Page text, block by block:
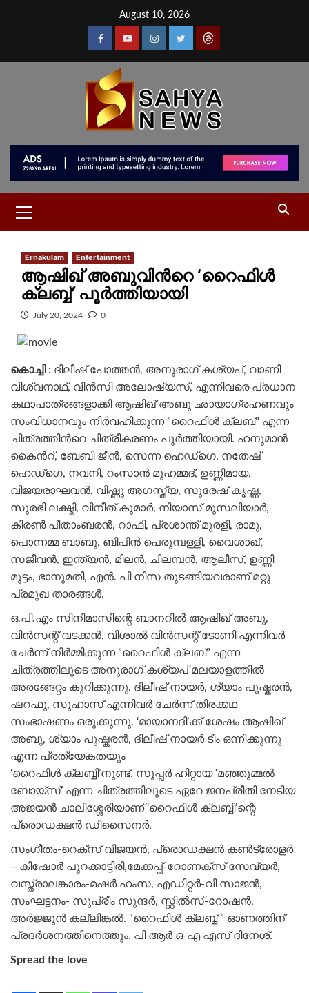
August 10, 2026
Ernakulam Entertainment
ആഷിഖ് അബുവിന്‍റെ ‘റൈഫിൾ
ക്ലബ്ബ്’ പൂർത്തിയായി
July 20, 2024 0
കൊച്ചി : ദിലീഷ് പോത്തൻ, അനുരാഗ് കശ്യപ്, വാണി
വിശ്വനാഥ്, വിൻസി അലോഷ്യസ്, എന്നിവരെ പ്രധാന
കഥാപാത്രങ്ങളാക്കി ആഷിഖ് അബു ഛായാഗ്രഹണവും
സംവിധാനവും നിർവഹിക്കുന്ന ”റൈഫിൾ ക്ലബ്” എന്ന
ചിത്രത്തിന്‍റെ ചിത്രീകരണം പൂർത്തിയായി. ഹനുമാൻ
കൈന്‍റ്, ബേബി ജീൻ, സെന്ന ഹെഡ്ഗെ, നതേഷ്
ഹെഡ്ഗെ, നവനി, റംസാൻ മുഹമ്മദ്, ഉണ്ണിമായ,
വിജയരാഘവൻ, വിഷ്ണു അഗസ്ത്യ, സുരേഷ് കൃഷ്ണ,
സുരഭി ലക്ഷ്മി, വിനീത് കുമാർ, നിയാസ് മുസലിയാർ,
കിരൺ പീതാംബരൻ, റാഫി, പ്രശാന്ത് മുരളി, രാമു,
പൊന്നമ്മ ബാബു, ബിപിൻ പെരുമ്പള്ളി, വൈശാഖ്,
സജീവൻ, ഇന്ത്യൻ, മിലൻ, ചിലമ്പൻ, ആലീസ്, ഉണ്ണി
മുട്ടം, ഭാനുമതി, എൻ. പി നിസ തുടങ്ങിയവരാണ് മറ്റു
പ്രമുഖ താരങ്ങൾ.
ഒ.പി.എം സിനിമാസിന്റെ ബാനറിൽ ആഷിഖ് അബു,
വിൻസന്റ് വടക്കൻ, വിശാൽ വിൻസന്റ് ടോണി എന്നിവർ
ചേർന്ന് നിർമ്മിക്കുന്ന ”റൈഫിൾ ക്ലബ്” എന്ന
ചിത്രത്തിലൂടെ അനുരാഗ് കശ്യപ് മലയാളത്തിൽ
അരങ്ങേറ്റം കുറിക്കുന്നു. ദിലീഷ് നായർ, ശ്യാം പുഷ്കരൻ,
ഷറഫു, സുഹാസ് എന്നിവർ ചേർന്ന് തിരക്കഥ
സംഭാഷണം ഒരുക്കുന്നു. ‘മായാനദി’ക്ക് ശേഷം ആഷിഖ്
അബു, ശ്യാം പുഷ്കരൻ, ദിലീഷ് നായർ ടീം ഒന്നിക്കുന്നു
എന്ന പ്രത്യേകതയും
‘റൈഫിൾ ക്ലബ്ബി’നുണ്ട്. സൂപ്പർ ഹിറ്റായ ‘മഞ്ഞുമ്മൽ
ബോയ്സ്’ എന്ന ചിത്രത്തിലൂടെ ഏറേ ജനപ്രീതി നേടിയ
അജയൻ ചാലിശ്ശേരിയാണ് ‘റൈഫിൾ ക്ലബ്ബി’ന്റെ
പ്രൊഡക്ഷൻ ഡിസൈനർ.
സംഗീതം-റെക്സ് വിജയൻ, പ്രൊഡക്ഷൻ കൺട്രോളർ
– കിഷോർ പുറക്കാട്ടിരി,മേക്കപ്പ്-റോണക്സ് സേവ്യർ,
വസ്ത്രാലങ്കാരം-മഷർ ഹംസ, എഡിറ്റർ-വി സാജൻ,
സംഘട്ടനം- സുപ്രീം സുന്ദർ, സ്റ്റിൽസ്-റോഷൻ,
അർജ്ജുൻ കല്ലിങ്കൽ. “റൈഫിൾ ക്ലബ്ബ് ” ഓണത്തിന്
പ്രദർശനത്തിനെത്തും. പി ആർ ഒ-എ എസ് ദിനേശ്.
Spread the love